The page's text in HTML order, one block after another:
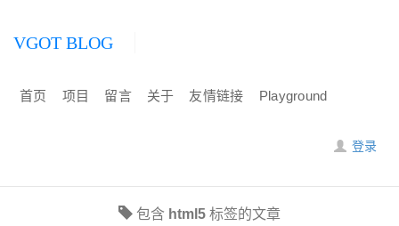
VGOT BLOG
首页 项目 留言 关于 友情链接 Playground
登录
包含 html5 标签的文章